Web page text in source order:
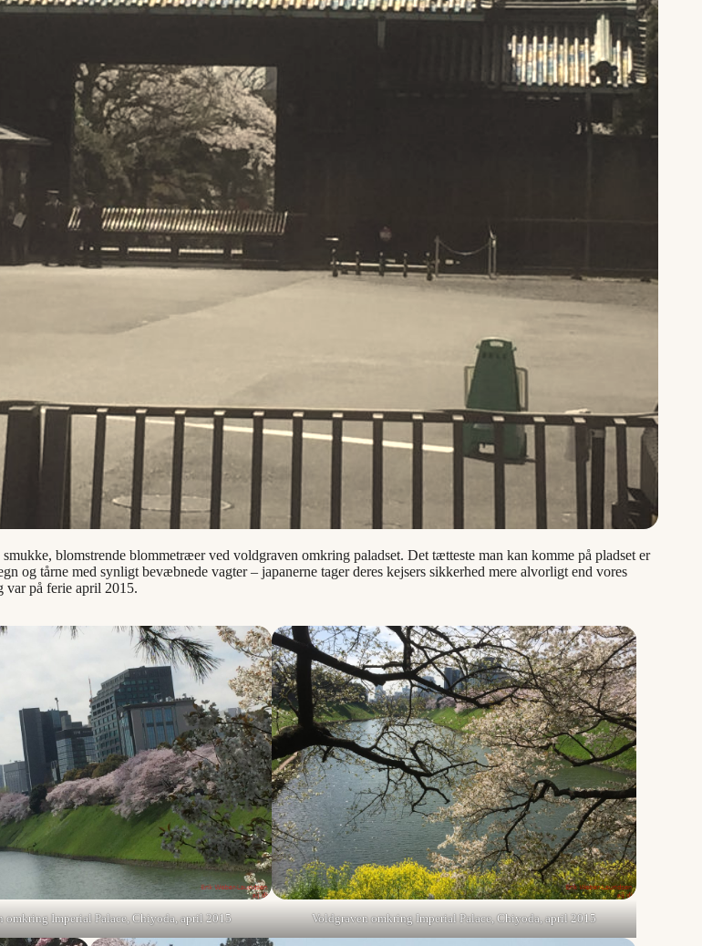
blomstrende blommetræer ved voldgraven omkring paladset. Det tætteste man kan komme på pladset er
og tårne med synligt bevæbnede vagter – japanerne tager deres kejsers sikkerhed mere alvorligt end vores
var på ferie april 2015.
omkring Imperial Palace, Chiyoda, april 2015 Voldgraven omkring Imperial Palace, Chiyoda, april 2015